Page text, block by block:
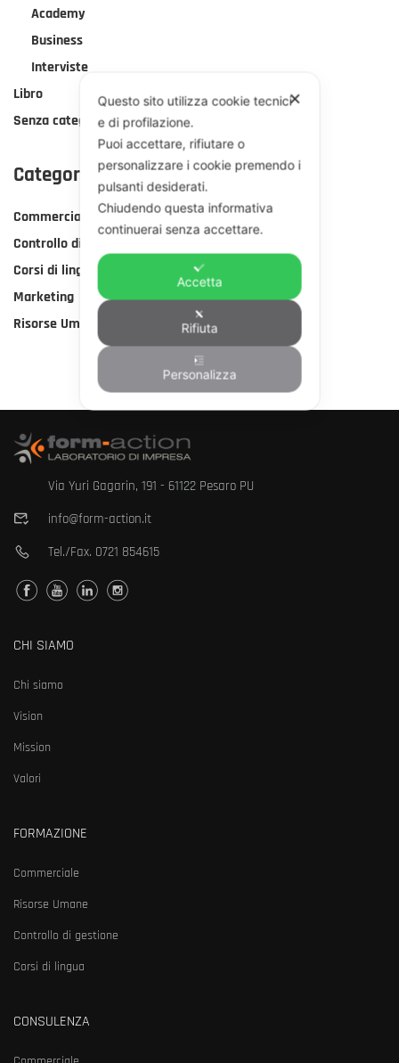
SCELTE
IMPRENDITORE
Academy
Business
Interviste
Libro
Senza categoria
Categorie Corsi
Commerciale
Controllo di gestione
Corsi di lingua
Marketing
Risorse Umane
Via Yuri Gagarin, 191 - 61122 Pesaro PU
info@form-action.it
Tel./Fax. 0721 854615
CHI SIAMO
Chi siamo
Vision
Mission
Valori
FORMAZIONE
Commerciale
Risorse Umane
Controllo di gestione
Corsi di lingua
CONSULENZA
✕
Questo sito utilizza cookie tecnici
e di profilazione.
Puoi accettare, rifiutare o
personalizzare i cookie premendo i
pulsanti desiderati.
Chiudendo questa informativa
continuerai senza accettare.
Accetta
Rifiuta
Personalizza